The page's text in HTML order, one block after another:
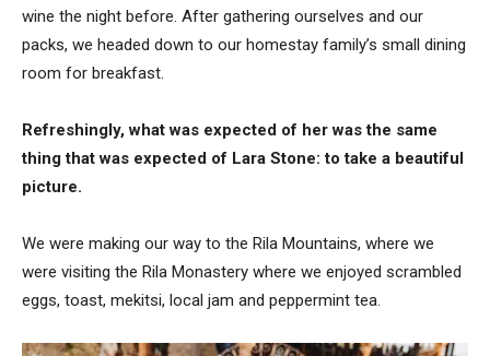
wine the night before. After gathering ourselves and our
packs, we headed down to our homestay family’s small dining
room for breakfast.
Refreshingly, what was expected of her was the same
thing that was expected of Lara Stone: to take a beautiful
picture.
We were making our way to the Rila Mountains, where we
were visiting the Rila Monastery where we enjoyed scrambled
eggs, toast, mekitsi, local jam and peppermint tea.